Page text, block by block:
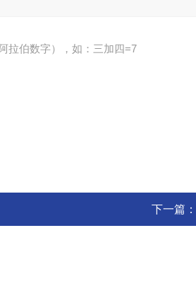
拉伯数字），如：三加四=7
下一篇：